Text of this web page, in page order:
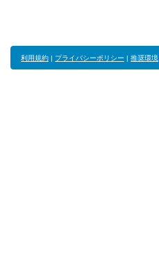
利用規約 | プライバシーポリシー | 推奨環境